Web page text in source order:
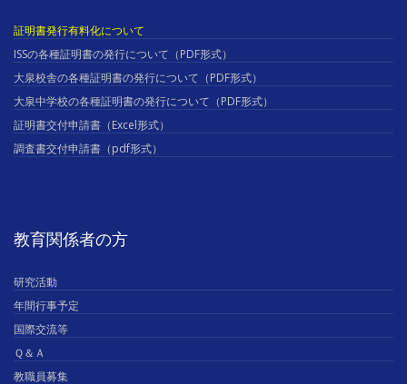
証明書発行有料化について
ISSの各種証明書の発行について（PDF形式）
大泉校舎の各種証明書の発行について（PDF形式）
大泉中学校の各種証明書の発行について（PDF形式）
証明書交付申請書（Excel形式）
調査書交付申請書（pdf形式）
教育関係者の方
研究活動
年間行事予定
国際交流等
Ｑ＆Ａ
教職員募集